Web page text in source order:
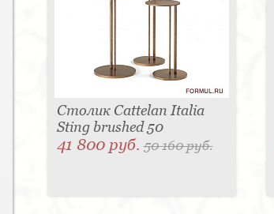
Столик Cattelan Italia
Sting brushed 50
41 800 руб.50 160 руб.